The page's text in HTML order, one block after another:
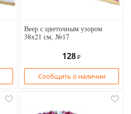
Веер с цветочным узором
38х21 см, №17
128 ₽
Сообщить о наличии